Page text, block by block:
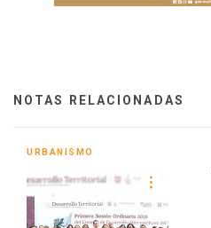
NOTAS RELACIONADAS
URBANISMO